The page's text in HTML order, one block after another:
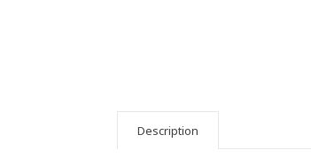
Description